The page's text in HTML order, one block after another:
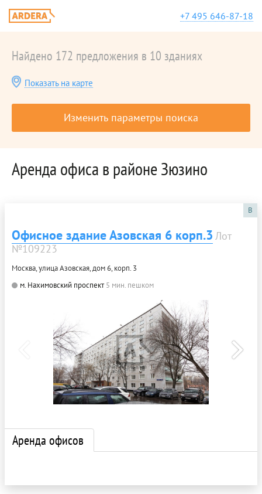
+7 495 646-87-18
Найдено 172 предложения в 10 зданиях
Показать на карте
Изменить параметры поиска
Аренда офиса в районе Зюзино
B
Офисное здание Азовская 6 корп.3 Лот
№109223
Москва, улица Азовская, дом 6, корп. 3
м. Нахимовский проспект 5 мин. пешком
Аренда офисов